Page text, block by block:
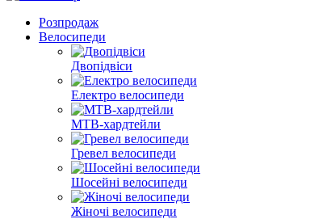
Розпродаж
Велосипеди
Двопідвіси
Електро велосипеди
MTB-хардтейли
Гревел велосипеди
Шосейні велосипеди
Жіночі велосипеди